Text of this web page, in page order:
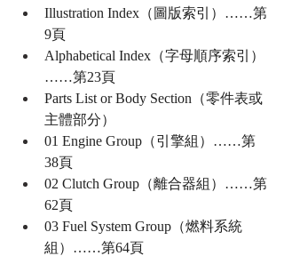
Illustration Index（圖版索引）……第
9頁
Alphabetical Index（字母順序索引）
……第23頁
Parts List or Body Section（零件表或
主體部分）
01 Engine Group（引擎組）……第
38頁
02 Clutch Group（離合器組）……第
62頁
03 Fuel System Group（燃料系統
組）……第64頁